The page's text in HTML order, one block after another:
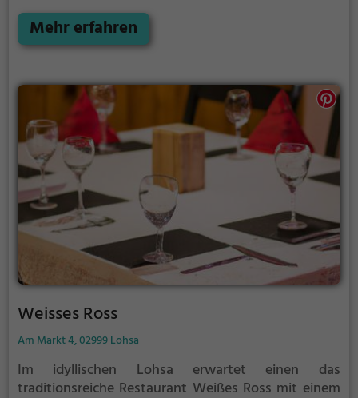
entspannten Brunch ist man hier genau richtig.
Tauche ein in eine kulinarische Welt voller Genuss
Pyramide!
Mehr erfahren
Weisses Ross
Am Markt 4, 02999 Lohsa
Im idyllischen Lohsa erwartet einen das
traditionsreiche Restaurant Weißes Ross mit einem